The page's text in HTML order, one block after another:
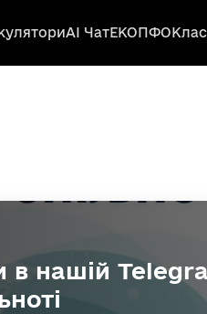
AI ЧатЕКОПФО
в нашій